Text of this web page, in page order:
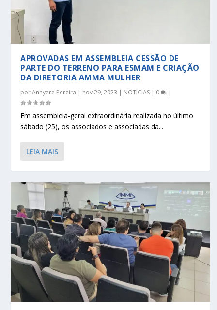
APROVADAS EM ASSEMBLEIA CESSÃO DE
PARTE DO TERRENO PARA ESMAM E CRIAÇÃO
DA DIRETORIA AMMA MULHER
porAnnyere Pereira | nov 29, 2023 | NOTÍCIAS | 0 |
Em assembleia-geral extraordinária realizada no último
sábado (25), os associados e associadas da...
LEIA MAIS